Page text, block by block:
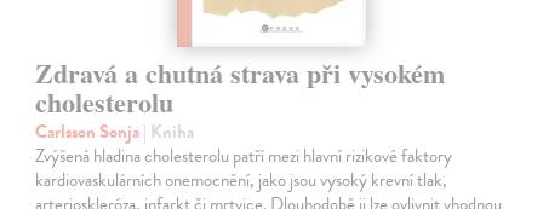
Zdravá a chutná strava při vysokém
cholesterolu
Carlsson Sonja| Kniha
Zvýšená hladina cholesterolu patří mezi hlavní rizikové faktory
kardiovaskulárních onemocnění, jako jsou vysoký krevní tlak,